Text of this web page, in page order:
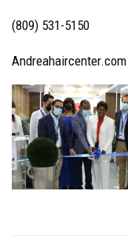
(809) 531-5150
Andreahaircenter.com